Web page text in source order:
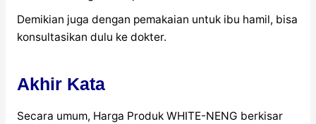
Demikian juga dengan pemakaian untuk ibu hamil, bisa
konsultasikan dulu ke dokter.
Akhir Kata
Secara umum, Harga Produk WHITE-NENG berkisar